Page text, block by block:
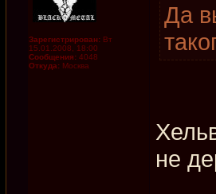
Зарегистрирован: Вт
15.01.2008, 18:00
Сообщения: 4048
Откуда: Москва
Да
не